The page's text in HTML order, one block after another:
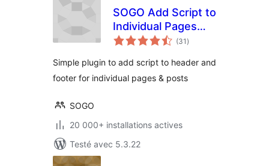
SOGO Add Script to
Individual Pages
Header Footer
(31 notes
en
)
Simple plugin to add script to header and
footer for individual pages & posts
SOGO
20 000+ installations actives
Testé avec 5.3.22